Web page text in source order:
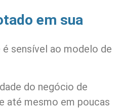
em sua
sensível ao modelo de
do negócio de
até mesmo em poucas